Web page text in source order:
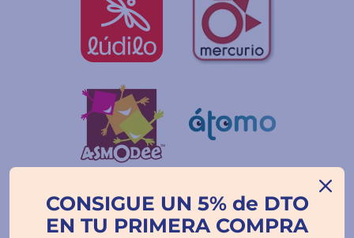
CONSIGUE UN 5% de DTO
EN TU PRIMERA COMPRA